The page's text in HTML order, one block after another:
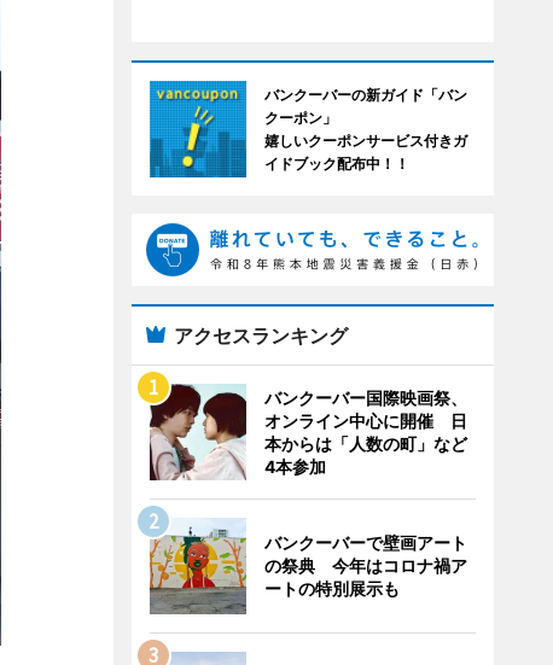
バンクーバーの新ガイド「バン
クーポン」
嬉しいクーポンサービス付きガ
イドブック配布中！！
アクセスランキング
バンクーバー国際映画祭、
オンライン中心に開催 日
本からは「人数の町」など
4本参加
バンクーバーで壁画アート
の祭典 今年はコロナ禍ア
ートの特別展示も